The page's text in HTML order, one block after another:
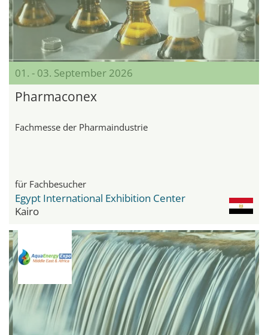
01. - 03. September 2026
Pharmaconex
Fachmesse der Pharmaindustrie
für Fachbesucher
Egypt International Exhibition Center
Kairo